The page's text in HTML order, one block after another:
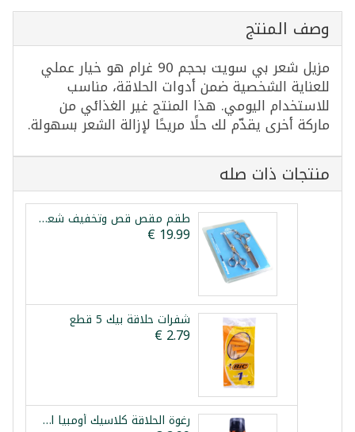
وصف المنتج
مزيل شعر بي سويت بحجم 90 غرام هو خيار عملي
للعناية الشخصية ضمن أدوات الحلاقة، مناسب
للاستخدام اليومي. هذا المنتج غير الغذائي من
ماركة أخرى يقدّم لك حلًا مريحًا لإزالة الشعر بسهولة.
منتجات ذات صله
طقم مقص قص وتخفيف شعر احترافي إكوينوكس 6.5 إنش
شفرات حلاقة بيك 5 قطع
رغوة الحلاقة كلاسيك أومبيا 300ml